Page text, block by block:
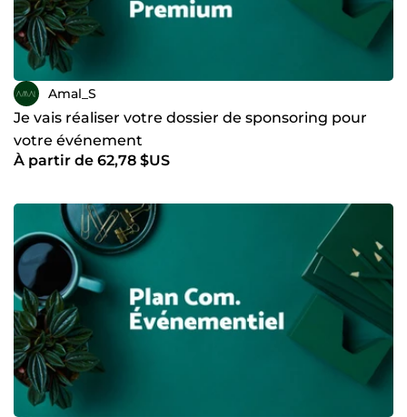
Amal_S
Je vais réaliser votre dossier de sponsoring pour
votre événement
À partir de 62,78 $US